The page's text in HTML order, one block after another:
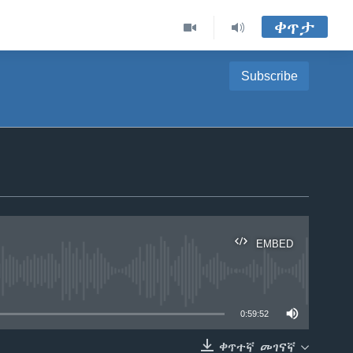
ቀጥታ
Subscribe
EMBED
0:59:52
ቀጥተኛ መገናኛ